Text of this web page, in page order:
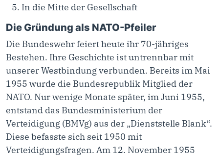
In die Mitte der Gesellschaft
Die Gründung als NATO-Pfeiler
Die Bundeswehr feiert heute ihr 70-jähriges
Bestehen. Ihre Geschichte ist untrennbar mit
unserer Westbindung verbunden. Bereits im Mai
1955 wurde die Bundesrepublik Mitglied der
NATO. Nur wenige Monate später, im Juni 1955,
entstand das Bundesministerium der
Verteidigung (BMVg) aus der „Dienststelle Blank“.
Diese befasste sich seit 1950 mit
Verteidigungsfragen. Am 12. November 1955